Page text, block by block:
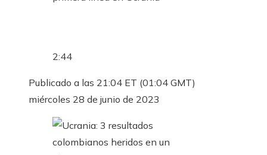
2:44
Publicado a las 21:04 ET (01:04 GMT)
miércoles 28 de junio de 2023